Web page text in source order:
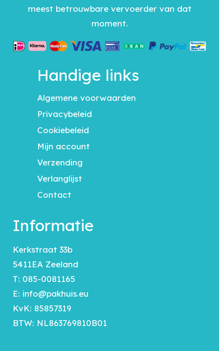
meest betrouwbare vervoerder van dat
moment.
Handige links
Algemene voorwaarden
Privacybeleid
Cookiebeleid
Mijn account
Verzending
Verlanglijst
Contact
Informatie
Kerkstraat 33b
5411EA Zeeland
T: 085-0081165
E: info@pakhuis.eu
KvK: 85857319
BTW: NL863769810B01